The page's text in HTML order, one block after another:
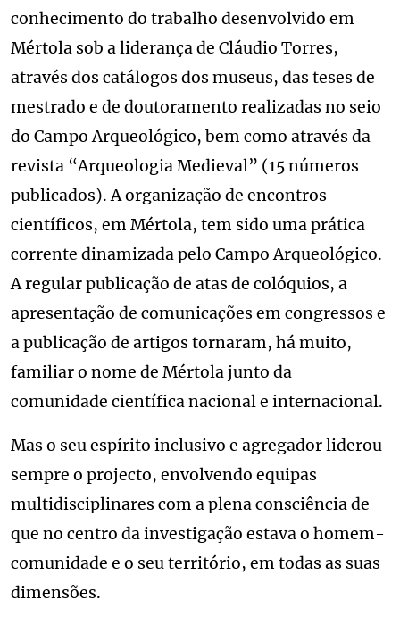
conhecimento do trabalho desenvolvido em
Mértola sob a liderança de Cláudio Torres,
através dos catálogos dos museus, das teses de
mestrado e de doutoramento realizadas no seio
do Campo Arqueológico, bem como através da
revista “Arqueologia Medieval” (15 números
publicados). A organização de encontros
científicos, em Mértola, tem sido uma prática
corrente dinamizada pelo Campo Arqueológico.
A regular publicação de atas de colóquios, a
apresentação de comunicações em congressos e
a publicação de artigos tornaram, há muito,
familiar o nome de Mértola junto da
comunidade científica nacional e internacional.
Mas o seu espírito inclusivo e agregador liderou
sempre o projecto, envolvendo equipas
multidisciplinares com a plena consciência de
que no centro da investigação estava o homem-
comunidade e o seu território, em todas as suas
dimensões.